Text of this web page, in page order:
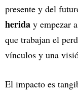
presente y del
herida y empezar
que trabajan el
vínculos y una
El impacto es